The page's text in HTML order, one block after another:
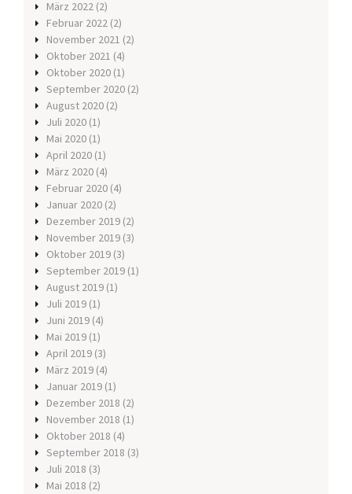
März 2022 (2)
Februar 2022 (2)
November 2021 (2)
Oktober 2021 (4)
Oktober 2020 (1)
September 2020 (2)
August 2020 (2)
Juli 2020 (1)
Mai 2020 (1)
April 2020 (1)
März 2020 (4)
Februar 2020 (4)
Januar 2020 (2)
Dezember 2019 (2)
November 2019 (3)
Oktober 2019 (3)
September 2019 (1)
August 2019 (1)
Juli 2019 (1)
Juni 2019 (4)
Mai 2019 (1)
April 2019 (3)
März 2019 (4)
Januar 2019 (1)
Dezember 2018 (2)
November 2018 (1)
Oktober 2018 (4)
September 2018 (3)
Juli 2018 (3)
Mai 2018 (2)